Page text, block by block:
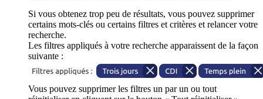
Si vous obtenez trop peu de résultats, vous pouvez supprimer
certains mots-clés ou certains filtres et critères et relancer votre
recherche.
Les filtres appliqués à votre recherche apparaissent de la façon
suivante :
Vous pouvez supprimer les filtres un par un ou tout